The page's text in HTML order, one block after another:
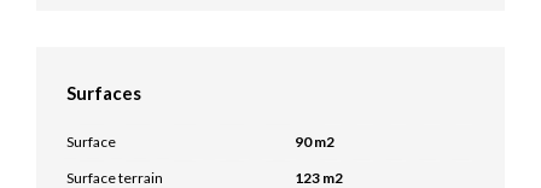
Surfaces
Surface
90 m2
Surface terrain
123 m2